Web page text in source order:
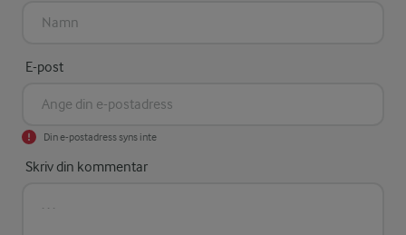
E-post
Din e-postadress syns inte
Skriv din kommentar